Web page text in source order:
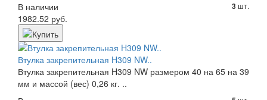
В наличии
3 шт.
1982.52 руб.
Втулка закрепительная H309 NW..
Втулка закрепительная H309 NW размером 40 на 65 на 39
мм и массой (вес) 0,26 кг. ..